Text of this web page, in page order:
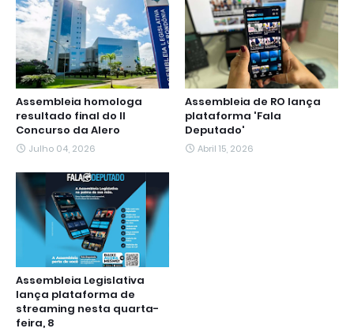
Assembleia homologa
resultado final do II
Concurso da Alero
Julho 04, 2026
Assembleia de RO lança
plataforma 'Fala
Deputado'
Abril 15, 2026
Assembleia Legislativa
lança plataforma de
streaming nesta quarta-
feira, 8